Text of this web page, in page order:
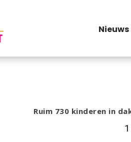
Nieuws
Ruim 730 kinderen in